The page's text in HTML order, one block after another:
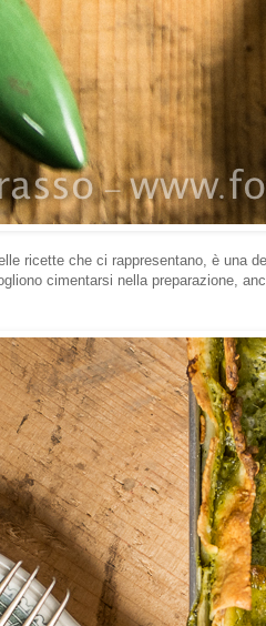
ricette che ci rappresentano, è una
cimentarsi nella preparazione,